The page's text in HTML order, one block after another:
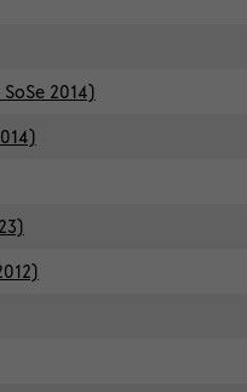
2014)